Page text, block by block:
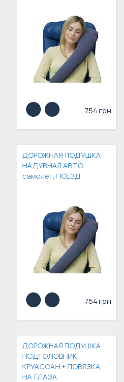
754 грн
ДОРОЖНАЯ ПОДУШКА
НАДУВНАЯ АВТО,
самолет, ПОЕЗД
754 грн
ДОРОЖНАЯ ПОДУШКА
ПОДГОЛОВНИК
КРУАССАН + ПОВЯЗКА
НА ГЛАЗА